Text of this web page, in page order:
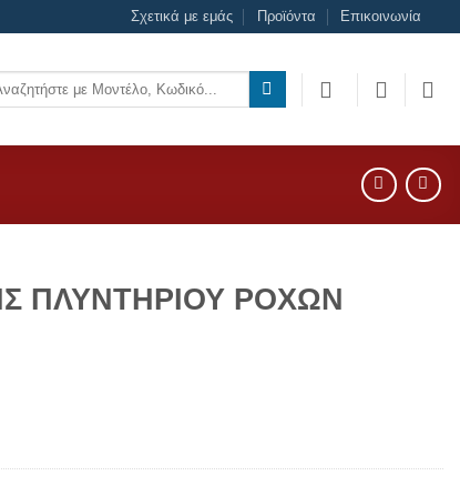
Σχετικά με εμάς Προϊόντα Επικοινωνία
ΠΛΥΝΤΗΡΙΟΥ ΡΟΧΩΝ